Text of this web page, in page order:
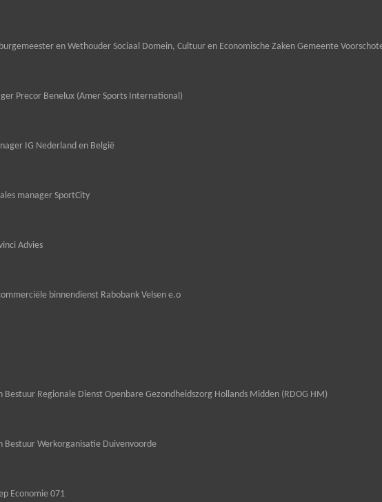
en Wethouder Sociaal Domein, Cultuur en Economische Zaken Gemeente
Precor Benelux (Amer Sports International)
IG Nederland en België
manager SportCity
Advies
binnendienst Rabobank Velsen e.o
Bestuur Regionale Dienst Openbare Gezondheidszorg Hollands Midden (RDOG HM)
Bestuur Werkorganisatie Duivenvoorde
Economie 071